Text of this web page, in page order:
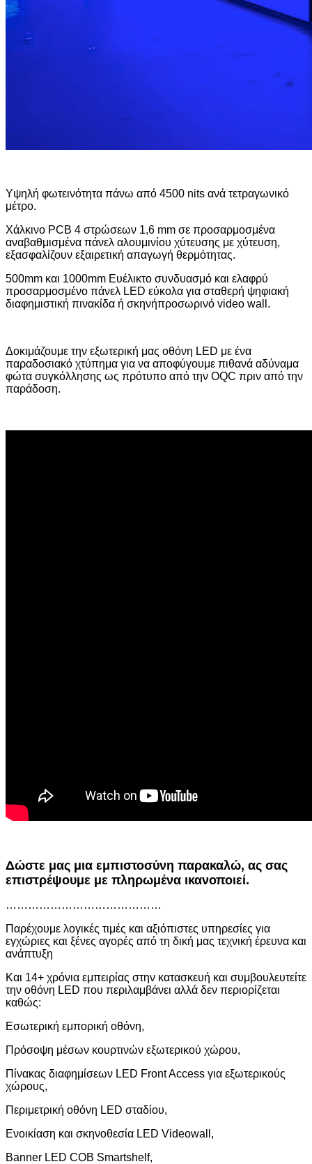
Υψηλή φωτεινότητα πάνω από 4500 nits ανά τετραγωνικό
μέτρο.
Χάλκινο PCB 4 στρώσεων 1,6 mm σε προσαρμοσμένα
αναβαθμισμένα πάνελ αλουμινίου χύτευσης με χύτευση,
εξασφαλίζουν εξαιρετική απαγωγή θερμότητας.
500mm και 1000mm Ευέλικτο συνδυασμό και ελαφρύ
προσαρμοσμένο πάνελ LED εύκολα για σταθερή ψηφιακή
διαφημιστική πινακίδα ή σκηνήπροσωρινό video wall.
Δοκιμάζουμε την εξωτερική μας οθόνη LED με ένα
παραδοσιακό χτύπημα για να αποφύγουμε πιθανά αδύναμα
φώτα συγκόλλησης ως πρότυπο από την OQC πριν από την
παράδοση.
Δώστε μας μια εμπιστοσύνη παρακαλώ, ας σας
επιστρέψουμε με πληρωμένα ικανοποιεί.
……………………………………
Παρέχουμε λογικές τιμές και αξιόπιστες υπηρεσίες για
εγχώριες και ξένες αγορές από τη δική μας τεχνική έρευνα και
ανάπτυξη
Και 14+ χρόνια εμπειρίας στην κατασκευή και συμβουλευτείτε
την οθόνη LED που περιλαμβάνει αλλά δεν περιορίζεται
καθώς:
Εσωτερική εμπορική οθόνη,
Πρόσοψη μέσων κουρτινών εξωτερικού χώρου,
Πίνακας διαφημίσεων LED Front Access για εξωτερικούς
χώρους,
Περιμετρική οθόνη LED σταδίου,
Ενοικίαση και σκηνοθεσία LED Videowall,
Banner LED COB Smartshelf,